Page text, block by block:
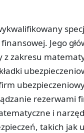
Jego
z zakresu
rezerwami
i
takich jak